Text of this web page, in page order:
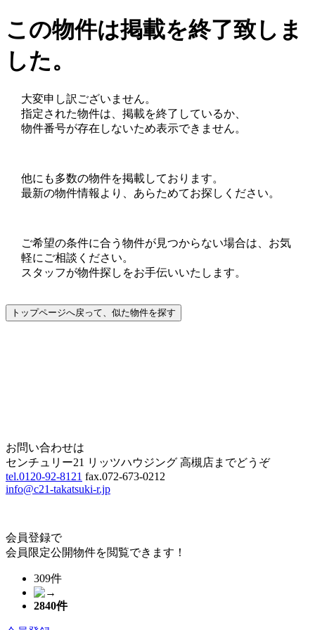
この物件は掲載を終了致しま
した。
大変申し訳ございません。
指定された物件は、掲載を終了しているか、
物件番号が存在しないため表示できません。
他にも多数の物件を掲載しております。
最新の物件情報より、あらためてお探しください。
ご希望の条件に合う物件が見つからない場合は、お気
軽にご相談ください。
スタッフが物件探しをお手伝いいたします。
お問い合わせは
センチュリー21 リッツハウジング 高槻店までどうぞ
tel.0120-92-8121 fax.072-673-0212
info@c21-takatsuki-r.jp
会員登録で
会員限定公開物件を閲覧できます！
309件
2840件